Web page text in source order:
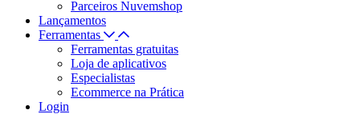
Parceiros Nuvemshop
Lançamentos
Ferramentas
Ferramentas gratuitas
Loja de aplicativos
Especialistas
Ecommerce na Prática
Login